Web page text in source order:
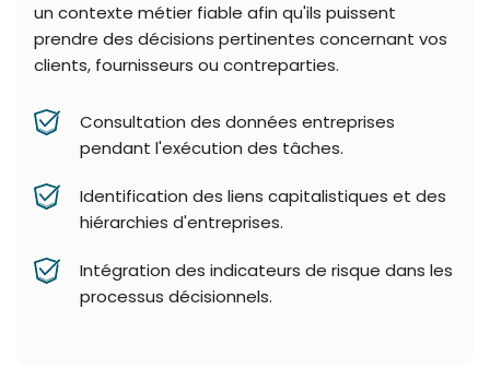
un contexte métier fiable afin qu'ils puissent
prendre des décisions pertinentes concernant vos
clients, fournisseurs ou contreparties.
Consultation des données entreprises
pendant l'exécution des tâches.
Identification des liens capitalistiques et des
hiérarchies d'entreprises.
Intégration des indicateurs de risque dans les
processus décisionnels.